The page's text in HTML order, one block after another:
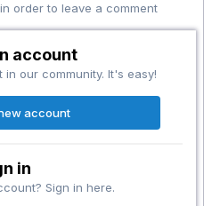
order to leave a comment
account
our community. It's easy!
account
in
Sign in here.